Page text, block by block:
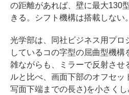
の距離があれば、壁に最大130
きる。シフト機構は搭載しない。
光学部は、同社ビジネス用プロ
しているコの字型の屈曲型機構
雑ながらも、ミラーで反射させ
ルと比べ、画面下部のオフセッ
写面下端までの長さ)を小さくし